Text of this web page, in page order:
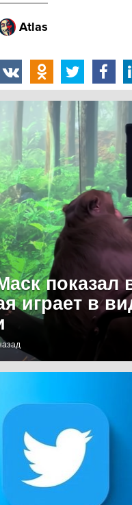
Atlas
показал
играет в